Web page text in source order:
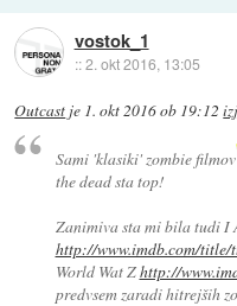
vostok_1
::2. okt 2016, 13:05
Outcast je 1. okt 2016 ob 19:12
Sami 'klasiki' zombie filmov
the dead sta top!
Zanimiva sta mi bila tudi I
http://www.imdb.com/title/
World Wat Zhttp://
predvsem zaradi hitrejših